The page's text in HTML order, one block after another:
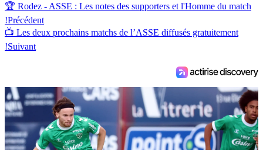
🏆 Rodez - ASSE : Les notes des supporters et l'Homme du match
!Précédent
📺 Les deux prochains matchs de l’ASSE diffusés gratuitement
!Suivant